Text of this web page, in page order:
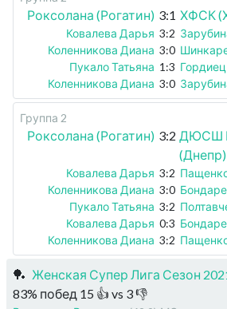
Роксолана (Рогатин) 3:1 ХФСК
Ковалева Дарья 3:2
Коленникова Диана 3:0
Пукало Татьяна 1:3
Коленникова Диана 3:0
Группа 2
Роксолана (Рогатин) 3:2 ДЮСШ
(Днепр)
Ковалева Дарья 3:2
Коленникова Диана 3:0
Пукало Татьяна 3:2
Ковалева Дарья 0:3
Коленникова Диана 3:2
🏓 Женская Супер Лига Сезон
83% побед 15 👍 vs 3👎